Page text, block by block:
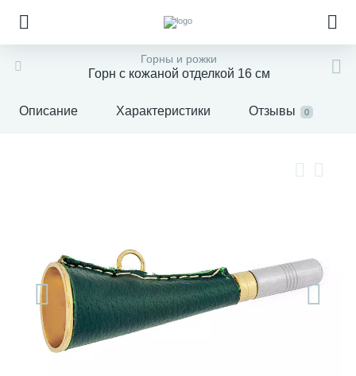
Горны и рожки
Горн с кожаной отделкой 16 см
Описание Характеристики Отзывы 0